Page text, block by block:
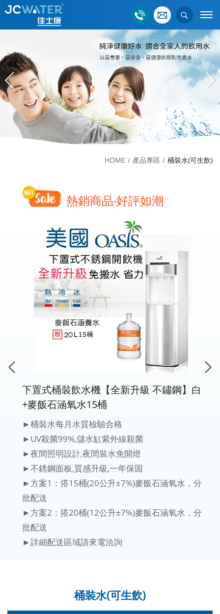
HOME 產品專區 桶裝水(可生飲)
熱銷商品‧好評如潮
下置式桶裝飲水機【全新升級 不鏽鋼】白
+麥飯石涵氧水15桶
►桶裝水每月水質檢驗合格
►UV殺菌99%,儲水缸紫外線殺菌
►夜間照明設計,夜間裝水免開燈
►不銹鋼面板,質感升級,一年保固
►方案1：搭15桶(20公升±7%)麥飯石涵氧水，分
批配送
►方案2：搭20桶(12公升±7%)麥飯石涵氧水，分
批配送
►詳細配送區域請來電洽詢
批
桶裝水(可生飲)